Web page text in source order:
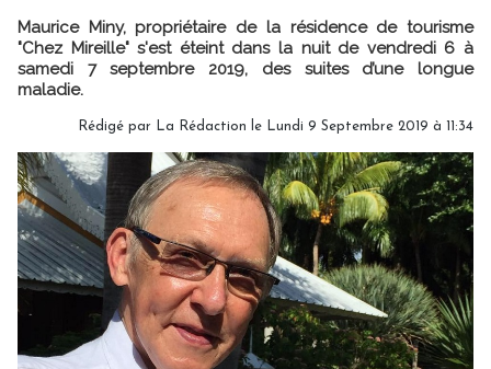
Maurice Miny, propriétaire de la résidence de tourisme
"Chez Mireille" s'est éteint dans la nuit de vendredi 6 à
samedi 7 septembre 2019, des suites d’une longue
maladie.
Rédigé par La Rédaction le Lundi 9 Septembre 2019 à 11:34